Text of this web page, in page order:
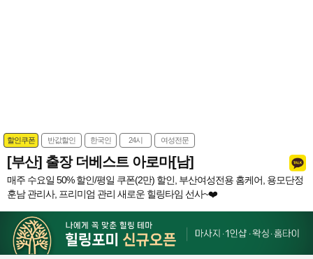
할인쿠폰 반값할인 한국인 24시 여성전문
[부산] 출장 더베스트 아로마[남]
매주 수요일 50% 할인/평일 쿠폰(2만) 할인, 부산여성전용 홈케어, 용모단정
훈남 관리사, 프리미엄 관리 새로운 힐링타임 선사~❤️